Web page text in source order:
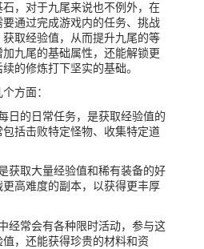
，对于九尾来说也不例外，在
要通过完成游戏内的任务、挑战
取经验值，从而提升九尾的等
九尾的基础属性，还能解锁更
的修炼打下坚实的基础。
方面：
日的日常任务，是获取经验值的
括击败特定怪物、收集特定道
获取大量经验值和稀有装备的好
高难度的副本，以获得更丰厚
经常会有各种限时活动，参与这
，还能获得珍贵的材料和资